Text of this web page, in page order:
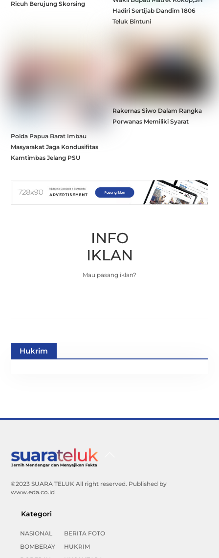
Ricuh Berujung Skorsing
Hadiri Sertijab Dandim 1806
Teluk Bintuni
Polda Papua Barat Imbau
Masyarakat Jaga Kondusifitas
Kamtimbas Jelang PSU
Rakernas Siwo Dalam Rangka
Porwanas Memiliki Syarat
INFO
IKLAN
Mau pasang iklan?
Hukrim
©2023 SUARA TELUK All right reserved. Published by
www.eda.co.id
Kategori
NASIONAL
BOMBERAY
BERITA FOTO
HUKRIM